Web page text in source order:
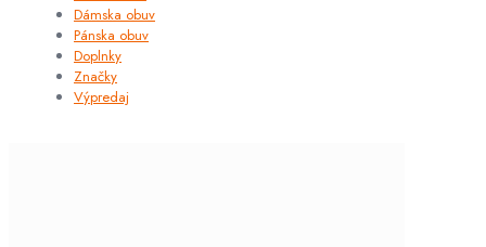
Dámska obuv
Pánska obuv
Doplnky
Značky
Výpredaj